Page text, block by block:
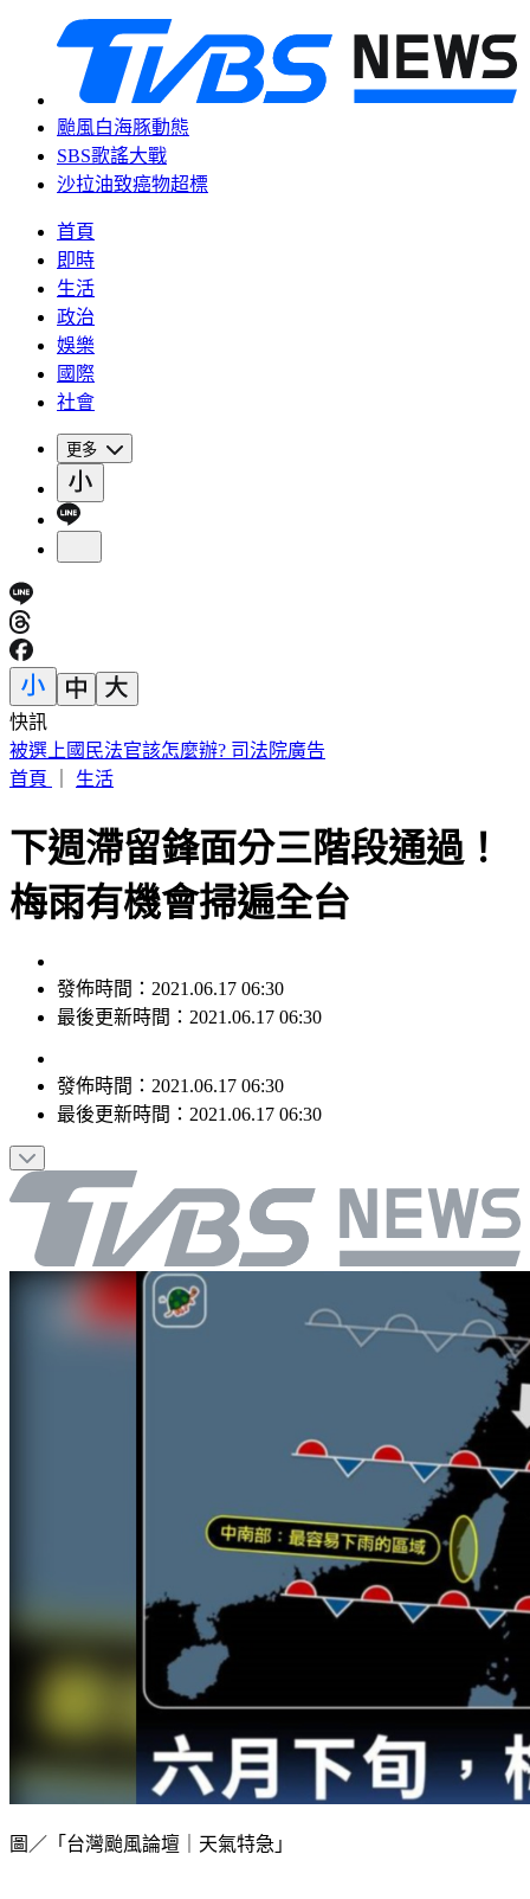
颱風白海豚動態
SBS歌謠大戰
沙拉油致癌物超標
首頁
即時
生活
政治
娛樂
國際
社會
更多
快訊
白海豚暴風圈極大又變慢！恐「掃過北部陸地」影響拉長
首頁
生活
下週滯留鋒面分三階段通過！
梅雨有機會掃遍全台
發佈時間：2021.06.17 06:30
最後更新時間：2021.06.17 06:30
發佈時間： 2021.06.17 06:30
最後更新時間： 2021.06.17 06:30
圖／「台灣颱風論壇｜天氣特急」